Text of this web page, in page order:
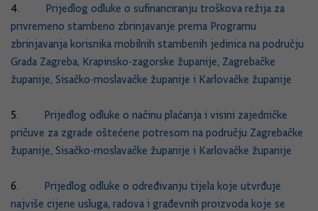
4. Prijedlog odluke o sufinanciranju troškova režija za
privremeno stambeno zbrinjavanje prema Programu
zbrinjavanja korisnika mobilnih stambenih jedinica na području
Grada Zagreba, Krapinsko-zagorske županije, Zagrebačke
županije, Sisačko-moslavačke županije i Karlovačke županije
5. Prijedlog odluke o načinu plaćanja i visini zajedničke
pričuve za zgrade oštećene potresom na području Zagrebačke
županije, Sisačko-moslavačke županije i Karlovačke županije
6. Prijedlog odluke o određivanju tijela koje utvrđuje
najviše cijene usluga, radova i građevnih proizvoda koje se